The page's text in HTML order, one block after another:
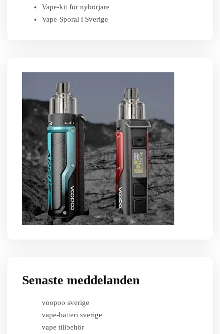
Vape-kit för nybörjare
Vape-Sporal i Sverige
Senaste meddelanden
voopoo sverige
vape-batteri sverige
vape tillbehör